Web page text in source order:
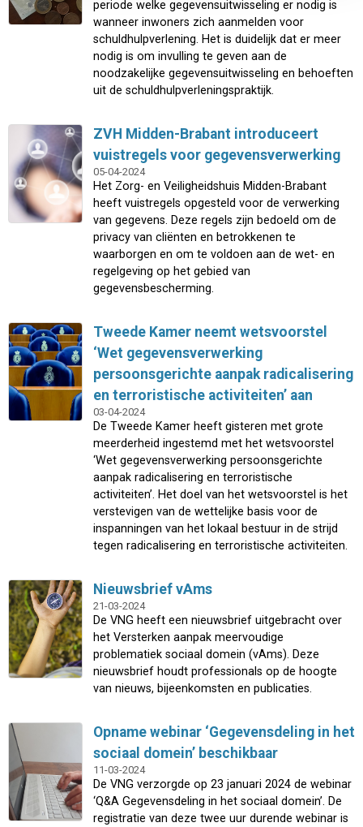
periode welke gegevensuitwisseling er nodig is
wanneer inwoners zich aanmelden voor
schuldhulpverlening. Het is duidelijk dat er meer
nodig is om invulling te geven aan de
noodzakelijke gegevensuitwisseling en behoeften
uit de schuldhulpverleningspraktijk.
ZVH Midden-Brabant introduceert
vuistregels voor gegevensverwerking
05-04-2024
Het Zorg- en Veiligheidshuis Midden-Brabant
heeft vuistregels opgesteld voor de verwerking
van gegevens. Deze regels zijn bedoeld om de
privacy van cliënten en betrokkenen te
waarborgen en om te voldoen aan de wet- en
regelgeving op het gebied van
gegevensbescherming.
Tweede Kamer neemt wetsvoorstel
‘Wet gegevensverwerking
persoonsgerichte aanpak radicalisering
en terroristische activiteiten’ aan
03-04-2024
De Tweede Kamer heeft gisteren met grote
meerderheid ingestemd met het wetsvoorstel
‘Wet gegevensverwerking persoonsgerichte
aanpak radicalisering en terroristische
activiteiten’. Het doel van het wetsvoorstel is het
verstevigen van de wettelijke basis voor de
inspanningen van het lokaal bestuur in de strijd
tegen radicalisering en terroristische activiteiten.
Nieuwsbrief vAms
21-03-2024
De VNG heeft een nieuwsbrief uitgebracht over
het Versterken aanpak meervoudige
problematiek sociaal domein (vAms). Deze
nieuwsbrief houdt professionals op de hoogte
van nieuws, bijeenkomsten en publicaties.
Opname webinar ‘Gegevensdeling in het
sociaal domein’ beschikbaar
11-03-2024
De VNG verzorgde op 23 januari 2024 de webinar
‘Q&A Gegevensdeling in het sociaal domein’. De
registratie van deze twee uur durende webinar is